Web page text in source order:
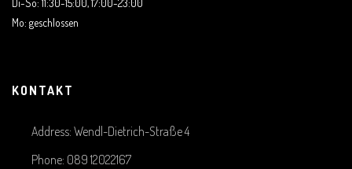
Di-So: 11:30-15:00, 17:00-23:00
Mo: geschlossen
KONTAKT
Address: Wendl-Dietrich-Straße 4
Phone: 089 12022167